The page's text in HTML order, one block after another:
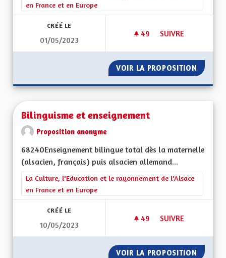
en France et en Europe
CRÉÉ LE
01/05/2023
49 49 ABONNÉS
SUIVRE
VOIR LA PROPOSITION
Bilinguisme et enseignement
Proposition anonyme
68240Enseignement bilingue total dès la maternelle
(alsacien, français) puis alsacien allemand...
Filtrer les résultats de la catégorie : La Culture, l'Education et
La Culture, l'Education et le rayonnement de l'Alsace
en France et en Europe
CRÉÉ LE
10/05/2023
49 49 ABONNÉS
SUIVRE
VOIR LA PROPOSITION